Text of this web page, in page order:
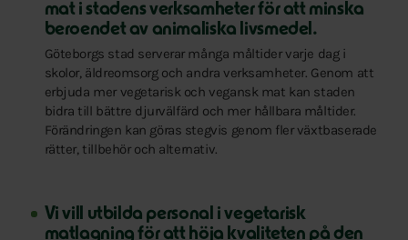
mat i stadens verksamheter för att minska
beroendet av animaliska livsmedel.
Göteborgs stad serverar många måltider varje dag i
skolor, äldreomsorg och andra verksamheter. Genom att
erbjuda mer vegetarisk och vegansk mat kan staden
bidra till bättre djurvälfärd och mer hållbara måltider.
Förändringen kan göras stegvis genom fler växtbaserade
rätter, tillbehör och alternativ.
Vi vill utbilda personal i vegetarisk
matlagning för att höja kvaliteten på den